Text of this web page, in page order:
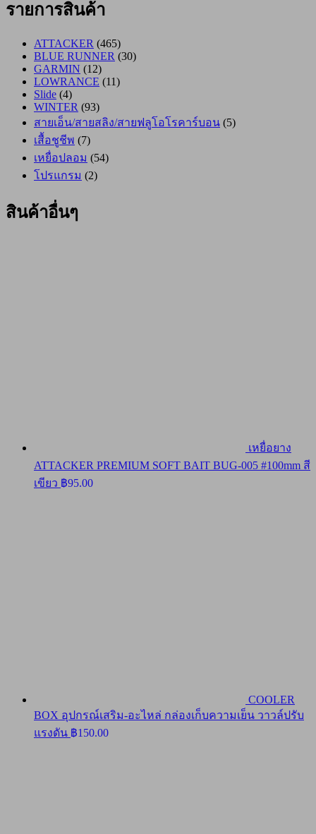
รายการสินค้า
ATTACKER (465)
BLUE RUNNER (30)
GARMIN (12)
LOWRANCE (11)
Slide (4)
WINTER (93)
สายเอ็น/สายสลิง/สายฟลูโอโรคาร์บอน (5)
เสื้อชูชีพ (7)
เหยื่อปลอม (54)
โปรแกรม (2)
สินค้าอื่นๆ
เหยื่อยาง
ATTACKER PREMIUM SOFT BAIT BUG-005 #100mm สี
เขียว ฿95.00
COOLER
BOX อุปกรณ์เสริม-อะไหล่ กล่องเก็บความเย็น วาวล์ปรับ
แรงดัน ฿150.00